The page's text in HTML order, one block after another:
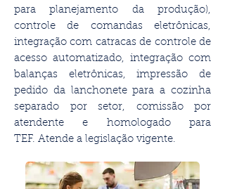
para planejamento da produção),
controle de comandas eletrônicas,
integração com catracas de controle de
acesso automatizado, integração com
balanças eletrônicas, impressão de
pedido da lanchonete para a cozinha
separado por setor, comissão por
atendente e homologado para
TEF. Atende a legislação vigente.